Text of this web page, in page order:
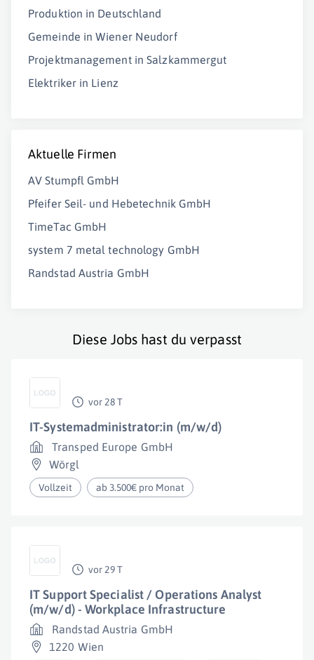
Produktion in Deutschland
Gemeinde in Wiener Neudorf
Projektmanagement in Salzkammergut
Elektriker in Lienz
Aktuelle Firmen
AV Stumpfl GmbH
Pfeifer Seil- und Hebetechnik GmbH
TimeTac GmbH
system 7 metal technology GmbH
Randstad Austria GmbH
Diese Jobs hast du verpasst
vor 28 T
IT-Systemadministrator:in (m/w/d)
Transped Europe GmbH
Wörgl
Vollzeit ab 3.500€ pro Monat
vor 29 T
IT Support Specialist / Operations Analyst
(m/w/d) - Workplace Infrastructure
Randstad Austria GmbH
1220 Wien